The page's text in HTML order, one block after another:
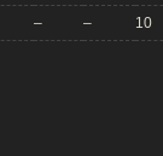
– – 10